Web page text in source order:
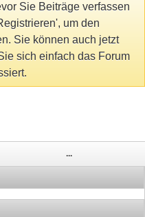
Sie Beiträge verfassen
um den
Sie können auch jetzt
sich einfach das Forum
...